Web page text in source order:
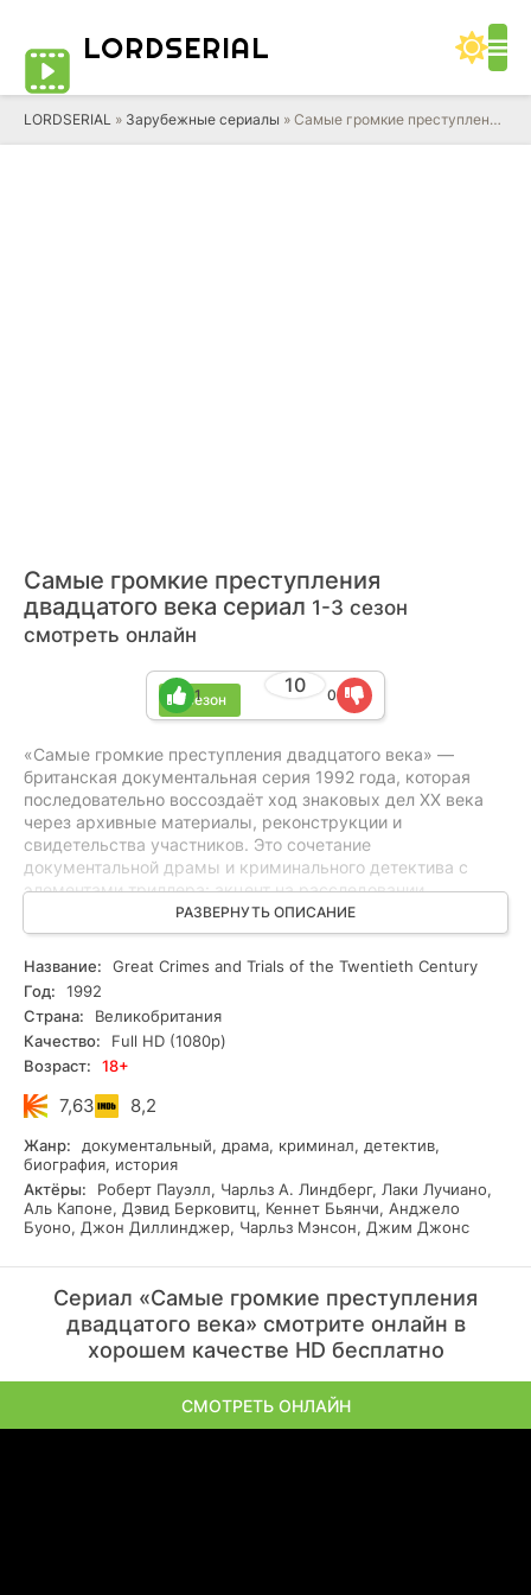
LORDSERIAL
LORDSERIAL » Зарубежные сериалы » Самые громкие преступления двадцатого века
Самые громкие преступления
двадцатого века сериал 1-3 сезон
смотреть онлайн
3 сезон
10
1 0
«Самые громкие преступления двадцатого века» —
британская документальная серия 1992 года, которая
последовательно воссоздаёт ход знаковых дел XX века
через архивные материалы, реконструкции и
свидетельства участников. Это сочетание
документальной драмы и криминального детектива с
элементами триллера: акцент на расследовании,
моральных дилеммах и противостоянии следователей с
хитроумными преступниками держит интригу до конца
эпизода. Подойдёт тем, кто любит глубокие
драматические исследования, настоящие детективы и
напряжённые триллеры. Краткие, но ёмкие эпизоды
раскрывают контекст и конфликт без спойлеров.
Смотрите онлайн все серии бесплатно в HD и в хорошем
качестве.
РАЗВЕРНУТЬ ОПИСАНИЕ
Название:
Great Crimes and Trials of the Twentieth Century
Год:
1992
Страна:
Великобритания
Качество:
Full HD (1080p)
Возраст:
18+
7,63 8,2
Жанр:
документальный, драма, криминал, детектив,
биография, история
Актёры:
Роберт Пауэлл, Чарльз А. Линдберг, Лаки Лучиано,
Аль Капоне, Дэвид Берковитц, Кеннет Бьянчи, Анджело
Буоно, Джон Диллинджер, Чарльз Мэнсон, Джим Джонс
Сериал «Самые громкие преступления
двадцатого века» смотрите онлайн в
хорошем качестве HD бесплатно
СМОТРЕТЬ ОНЛАЙН